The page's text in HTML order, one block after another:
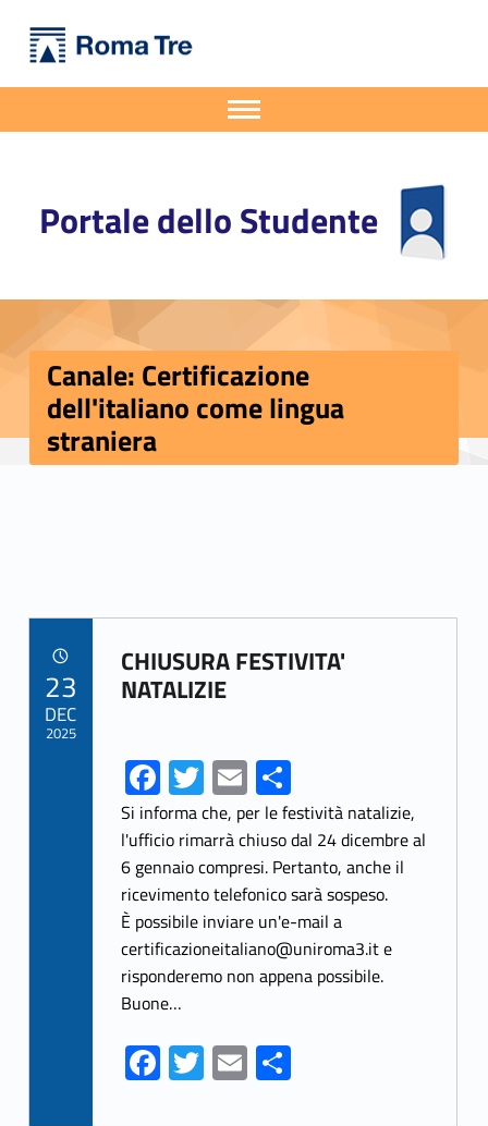
Canale: Certificazione dell'italiano come lingua straniera - Portale dello Studente
Portale dello Studente
Apri il menu secondario
Header info sidebar
Canale: Certificazione
dell'italiano come lingua
straniera
Link identifier archive #link-archive-47994
CHIUSURA FESTIVITA'
NATALIZIE
Fa
ce
b
o
o
k
T
w
itt
er
E
m
ai
l
S
h
ar
e
Si informa che, per le festività natalizie,
l'ufficio rimarrà chiuso dal 24 dicembre al
6 gennaio compresi. Pertanto, anche il
ricevimento telefonico sarà sospeso.
È possibile inviare un'e-mail a
certificazioneitaliano@uniroma3.it e
risponderemo non appena possibile.
Buone…
Fa
ce
T
w
E
m
S
23
DEC
2025